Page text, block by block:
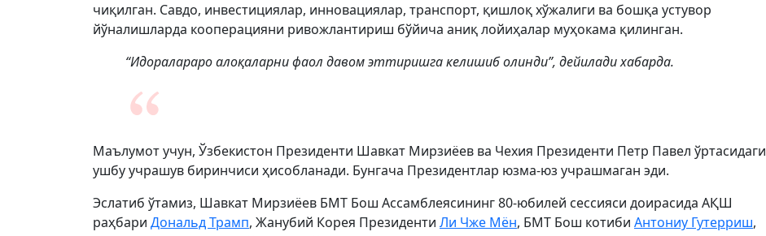
чиқилган. Савдо, инвестициялар, инновациялар, транспорт, қишлоқ хўжалиги ва бошқа устувор
йўналишларда кооперацияни ривожлантириш бўйича аниқ лойиҳалар муҳокама қилинган.
“Идоралараро алоқаларни фаол давом эттиришга келишиб олинди”, дейилади хабарда.
Маълумот учун, Ўзбекистон Президенти Шавкат Мирзиёев ва Чехия Президенти Петр Павел ўртасидаги
ушбу учрашув биринчиси ҳисобланади. Бунгача Президентлар юзма-юз учрашмаган эди.
Эслатиб ўтамиз, Шавкат Мирзиёев БМТ Бош Ассамблеясининг 80-юбилей сессияси доирасида АҚШ
раҳбари Дональд Трамп, Жанубий Корея Президенти Ли Чже Мён, БМТ Бош котиби Антониу Гутерриш,